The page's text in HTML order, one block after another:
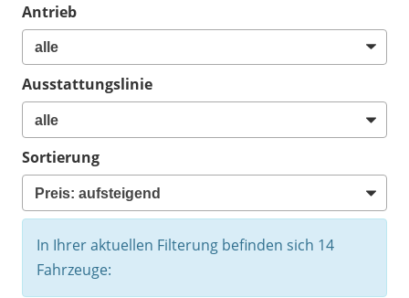
Antrieb
Ausstattungslinie
Sortierung
In Ihrer aktuellen Filterung befinden sich 14
Fahrzeuge: